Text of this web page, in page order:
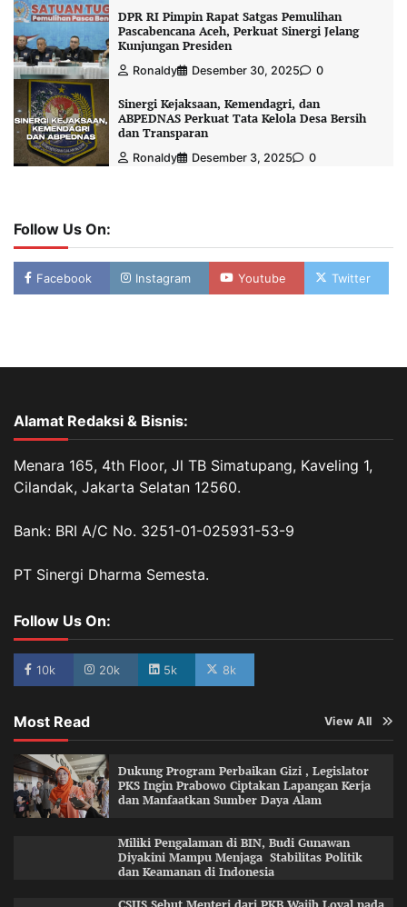
DPR RI Pimpin Rapat Satgas Pemulihan
Pascabencana Aceh, Perkuat Sinergi Jelang
Kunjungan Presiden
Ronaldy Desember 30, 2025 0
Sinergi Kejaksaan, Kemendagri, dan
ABPEDNAS Perkuat Tata Kelola Desa Bersih
dan Transparan
Ronaldy Desember 3, 2025 0
Follow Us On:
Facebook Instagram Youtube Twitter
Alamat Redaksi & Bisnis:
Menara 165, 4th Floor, Jl TB Simatupang, Kaveling 1,
Cilandak, Jakarta Selatan 12560.
Bank: BRI A/C No. 3251-01-025931-53-9
PT Sinergi Dharma Semesta.
Follow Us On:
10k 20k 5k 8k
Most Read View All
Dukung Program Perbaikan Gizi , Legislator
PKS Ingin Prabowo Ciptakan Lapangan Kerja
dan Manfaatkan Sumber Daya Alam
Miliki Pengalaman di BIN, Budi Gunawan
Diyakini Mampu Menjaga Stabilitas Politik
dan Keamanan di Indonesia